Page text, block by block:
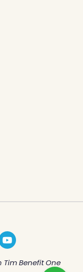
Y
o
u
t Benefit One